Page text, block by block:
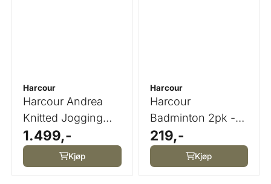
Harcour
Harcour Andrea
Knitted Jogging
Navy
1.499,-
Kjøp
Harcour
Harcour
Badminton 2pk -
Flere Farger
219,-
Kjøp